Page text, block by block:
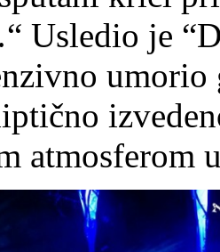
Usledio je
umorio
atmosferom